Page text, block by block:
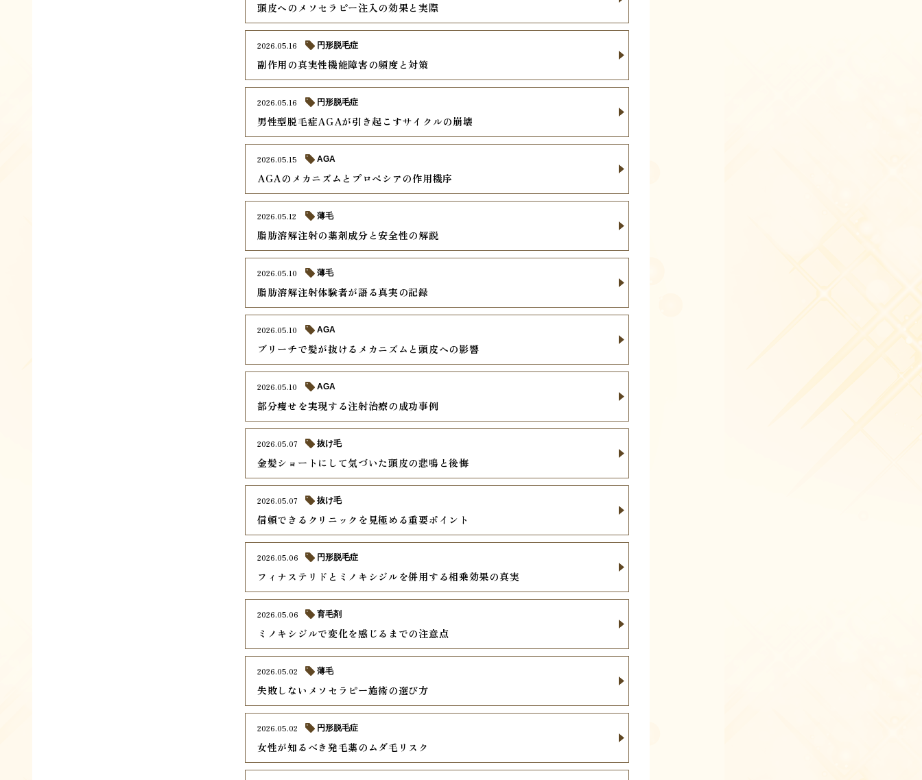
頭皮へのメソセラピー注入の効果と実際
副作用の真実性機能障害の頻度と対策
2026.05.16 円形脱毛症
男性型脱毛症AGAが引き起こすサイクルの崩壊
2026.05.16 円形脱毛症
AGAのメカニズムとプロペシアの作用機序
2026.05.15 AGA
脂肪溶解注射の薬剤成分と安全性の解説
2026.05.12 薄毛
脂肪溶解注射体験者が語る真実の記録
2026.05.10 薄毛
ブリーチで髪が抜けるメカニズムと頭皮への影響
2026.05.10 AGA
部分痩せを実現する注射治療の成功事例
2026.05.10 AGA
金髪ショートにして気づいた頭皮の悲鳴と後悔
2026.05.07 抜け毛
信頼できるクリニックを見極める重要ポイント
2026.05.07 抜け毛
フィナステリドとミノキシジルを併用する相乗効果の真実
2026.05.06 円形脱毛症
ミノキシジルで変化を感じるまでの注意点
2026.05.06 育毛剤
失敗しないメソセラピー施術の選び方
2026.05.02 薄毛
女性が知るべき発毛薬のムダ毛リスク
2026.05.02 円形脱毛症